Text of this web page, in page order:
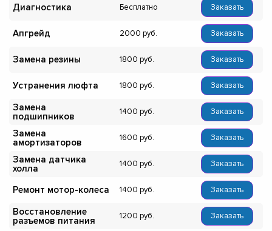
Диагностика Бесплатно Заказать
Апгрейд 2000 Заказать
Замена резины 1800 Заказать
Устранения люфта 1800 Заказать
Замена
подшипников
1400 Заказать
Замена
амортизаторов
1600 Заказать
Замена датчика
холла
1400 Заказать
Ремонт мотор-колеса 1400 Заказать
Восстановление
разъемов питания
1200 Заказать